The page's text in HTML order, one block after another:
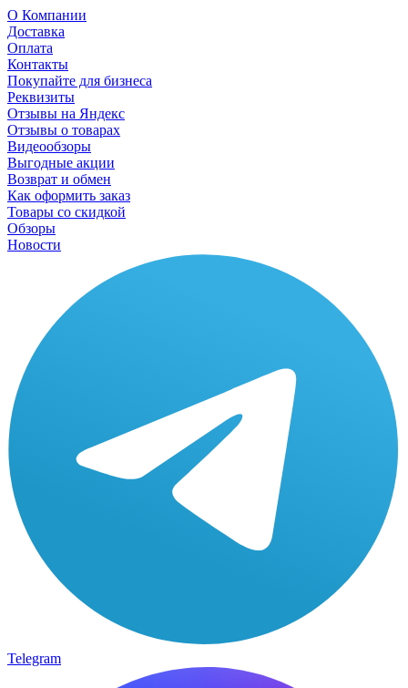
О Компании
Доставка
Оплата
Контакты
Покупайте для бизнеса
Реквизиты
Отзывы на Яндекс
Отзывы о товарах
Видеообзоры
Выгодные акции
Возврат и обмен
Как оформить заказ
Товары со скидкой
Обзоры
Новости
Telegram